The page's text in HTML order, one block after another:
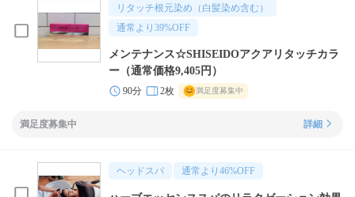
リタッチ根元染め（白髪染め含む）
通常より 39%OFF
メンテナンス☆SHISEIDOアクアリタッチカラ
ー（通常価格9,405円）
90分 2枚 満足度募集中
満足度募集中 詳細
ヘッドスパ 通常より 46%OFF